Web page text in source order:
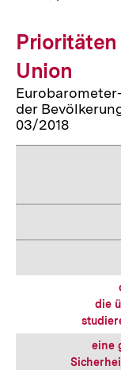
Union
der
03/2018
die
eine